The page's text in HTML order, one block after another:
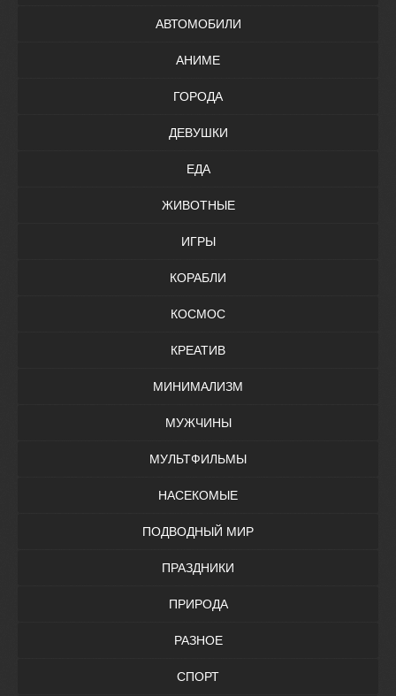
АВТОМОБИЛИ
АНИМЕ
ГОРОДА
ДЕВУШКИ
ЕДА
ЖИВОТНЫЕ
ИГРЫ
КОРАБЛИ
КОСМОС
КРЕАТИВ
МИНИМАЛИЗМ
МУЖЧИНЫ
МУЛЬТФИЛЬМЫ
НАСЕКОМЫЕ
ПОДВОДНЫЙ МИР
ПРАЗДНИКИ
ПРИРОДА
РАЗНОЕ
СПОРТ